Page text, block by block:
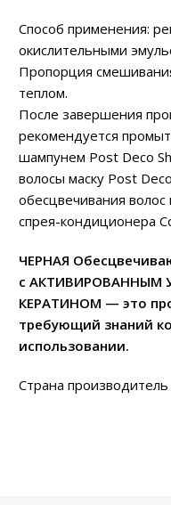
Способ применения:
окислительными
Пропорция
теплом.
После завершения
рекомендуется
шампунем Post Deco
волосы маску Post
обесцвечивания
спрея-кондиционера
ЧЕРНАЯ
с АКТИВИРОВАННЫМ
КЕРАТИНОМ — это
требующий знаний
использовании.
Страна